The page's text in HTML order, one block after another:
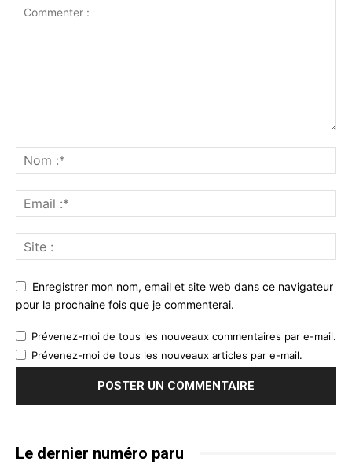
Enregistrer mon nom, email et site web dans ce navigateur
pour la prochaine fois que je commenterai.
Prévenez-moi de tous les nouveaux commentaires par e-mail.
Prévenez-moi de tous les nouveaux articles par e-mail.
Le dernier numéro paru